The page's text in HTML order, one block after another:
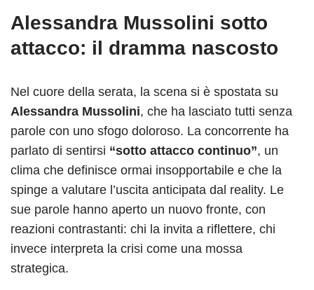
Alessandra Mussolini sotto
attacco: il dramma nascosto
Nel cuore della serata, la scena si è spostata su
Alessandra Mussolini, che ha lasciato tutti senza
parole con uno sfogo doloroso. La concorrente ha
parlato di sentirsi “sotto attacco continuo”, un
clima che definisce ormai insopportabile e che la
spinge a valutare l’uscita anticipata dal reality. Le
sue parole hanno aperto un nuovo fronte, con
reazioni contrastanti: chi la invita a riflettere, chi
invece interpreta la crisi come una mossa
strategica.